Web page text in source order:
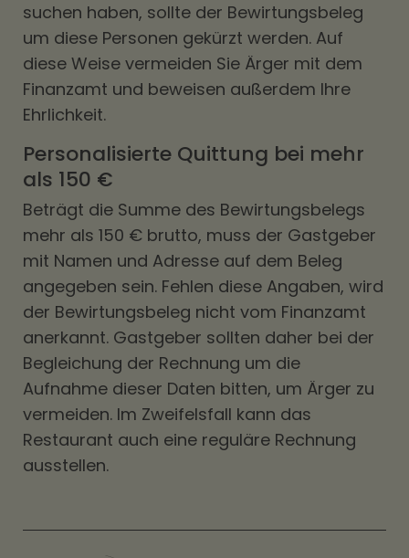
suchen haben, sollte der Bewirtungsbeleg
um diese Personen gekürzt werden. Auf
diese Weise vermeiden Sie Ärger mit dem
Finanzamt und beweisen außerdem Ihre
Ehrlichkeit.
Personalisierte Quittung bei mehr
als 150 €
Beträgt die Summe des Bewirtungsbelegs
mehr als 150 € brutto, muss der Gastgeber
mit Namen und Adresse auf dem Beleg
angegeben sein. Fehlen diese Angaben, wird
der Bewirtungsbeleg nicht vom Finanzamt
anerkannt. Gastgeber sollten daher bei der
Begleichung der Rechnung um die
Aufnahme dieser Daten bitten, um Ärger zu
vermeiden. Im Zweifelsfall kann das
Restaurant auch eine reguläre Rechnung
ausstellen.